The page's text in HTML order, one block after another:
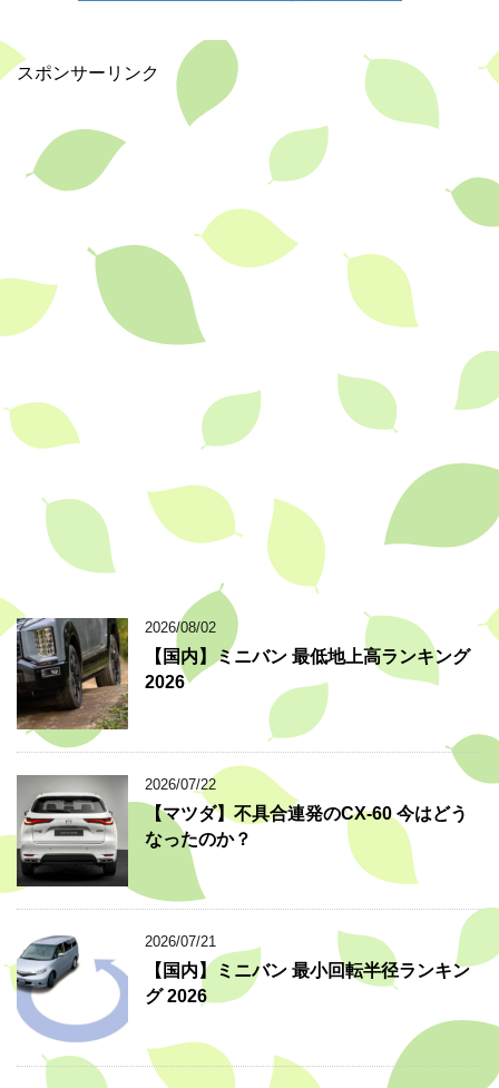
o
k
スポンサーリンク
2026/08/02
【国内】ミニバン 最低地上高ランキング
2026
2026/07/22
【マツダ】不具合連発のCX-60 今はどう
なったのか？
2026/07/21
【国内】ミニバン 最小回転半径ランキン
グ 2026